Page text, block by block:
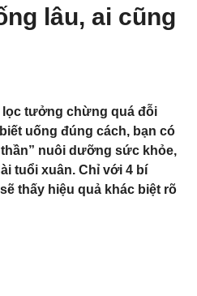
lâu, ai cũng
lọc tưởng chừng quá đỗi
uống đúng cách, bạn có
nuôi dưỡng sức khỏe,
tuổi xuân. Chỉ với 4 bí
thấy hiệu quả khác biệt rõ